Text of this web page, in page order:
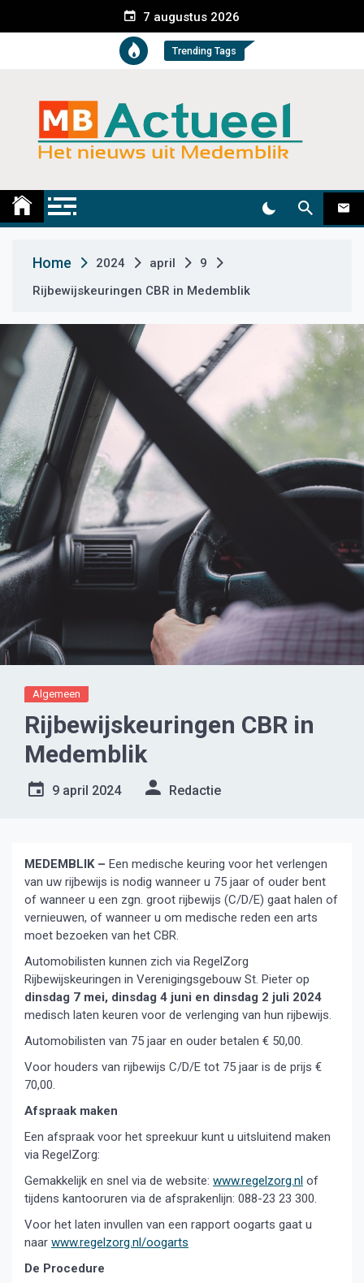
e
t
7 augustus 2026
Trending Tags
Medemblik Actueel
Home 2024 april
9
Rijbewijskeuringen CBR in Medemblik
Algemeen
Rijbewijskeuringen CBR in
Medemblik
9 april 2024 Redactie
MEDEMBLIK – Een medische keuring voor het verlengen
van uw rijbewijs is nodig wanneer u 75 jaar of ouder bent
of wanneer u een zgn. groot rijbewijs (C/D/E) gaat halen of
vernieuwen, of wanneer u om medische reden een arts
moet bezoeken van het CBR.
Automobilisten kunnen zich via RegelZorg
Rijbewijskeuringen in Verenigingsgebouw St. Pieter op
dinsdag 7 mei, dinsdag 4 juni en dinsdag 2 juli 2024
medisch laten keuren voor de verlenging van hun rijbewijs.
Automobilisten van 75 jaar en ouder betalen € 50,00.
Voor houders van rijbewijs C/D/E tot 75 jaar is de prijs €
70,00.
Afspraak maken
Een afspraak voor het spreekuur kunt u uitsluitend maken
via RegelZorg:
Gemakkelijk en snel via de website: www.regelzorg.nl of
tijdens kantooruren via de afsprakenlijn: 088-23 23 300.
Voor het laten invullen van een rapport oogarts gaat u
naar www.regelzorg.nl/oogarts
De Procedure